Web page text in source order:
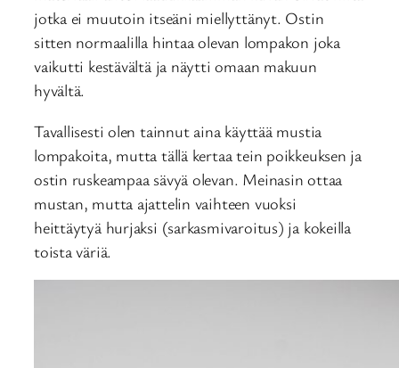
jotka ei muutoin itseäni miellyttänyt. Ostin
sitten normaalilla hintaa olevan lompakon joka
vaikutti kestävältä ja näytti omaan makuun
hyvältä.
Tavallisesti olen tainnut aina käyttää mustia
lompakoita, mutta tällä kertaa tein poikkeuksen ja
ostin ruskeampaa sävyä olevan. Meinasin ottaa
mustan, mutta ajattelin vaihteen vuoksi
heittäytyä hurjaksi (sarkasmivaroitus) ja kokeilla
toista väriä.